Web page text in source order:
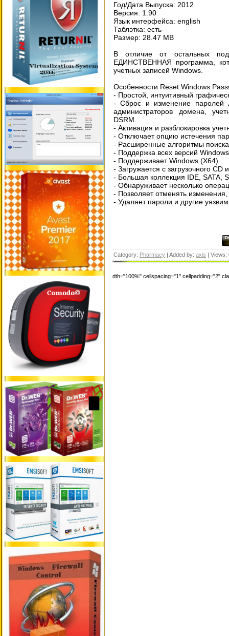
Год/Дата Выпуска: 2012
Версия: 1.90
Язык интерфейса: english
Таблэтка: есть
Размер: 28.47 MB
В отличие от остальных
ЕДИНСТВЕННАЯ программа,
учетных записей Windows.
Особенности Reset Windows
- Простой, интуитивный
- Сброс и изменение паролей
администраторов домена,
DSRM.
- Активация и разблокировка
- Отключает опцию истечения
- Расширенные алгоритмы
- Поддержка всех версий
- Поддерживает Windows (X64).
- Загружается с загрузочного CD
- Большая коллекция IDE, SATA,
- Обнаруживает несколько
- Позволяет отменять
- Удаляет пароли и другие
Category: Pharmacy | Added by: axis | Views:
dth="100%" cellspacing="1" cellpadding="2"